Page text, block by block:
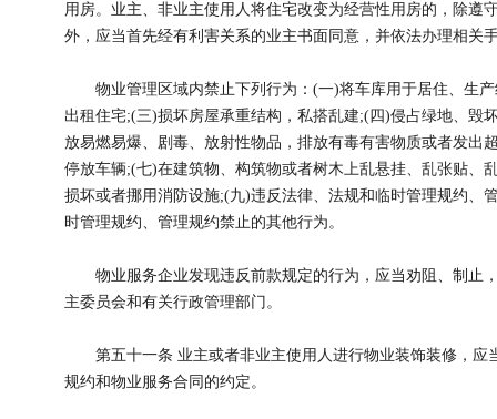
用房。业主、非业主使用人将住宅改变为经营性用房的，除遵
外，应当首先经有利害关系的业主书面同意，并依法办理相关
物业管理区域内禁止下列行为：(一)将车库用于居住、生产
出租住宅;(三)损坏房屋承重结构，私搭乱建;(四)侵占绿地、毁
放易燃易爆、剧毒、放射性物品，排放有毒有害物质或者发出
停放车辆;(七)在建筑物、构筑物或者树木上乱悬挂、乱张贴、
损坏或者挪用消防设施;(九)违反法律、法规和临时管理规约、
时管理规约、管理规约禁止的其他行为。
物业服务企业发现违反前款规定的行为，应当劝阻、制止
主委员会和有关行政管理部门。
第五十一条 业主或者非业主使用人进行物业装饰装修，应
规约和物业服务合同的约定。